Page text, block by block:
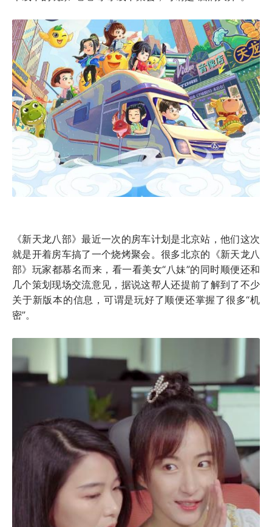
《新天龙八部》最近一次的房车计划是北京站，他们这次
就是开着房车搞了一个烧烤聚会。很多北京的《新天龙八
部》玩家都慕名而来，看一看美女“八妹”的同时顺便还和
几个策划现场交流意见，据说这帮人还提前了解到了不少
关于新版本的信息，可谓是玩好了顺便还掌握了很多“机
密”。